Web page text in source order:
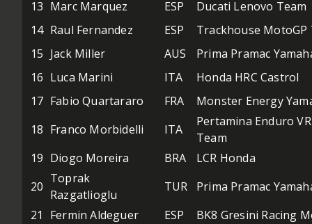
13 Marc Marquez ESP
Ducati Lenovo Team
14 Raul Fernandez ESP
Trackhouse MotoGP
15 Jack Miller AUS
Prima Pramac
16 Luca Marini ITA
Honda HRC Castrol
17 Fabio Quartararo FRA
Monster Energy
18 Franco Morbidelli ITA
Pertamina Enduro
Team
19 Diogo Moreira BRA
LCR Honda
20
Toprak
Razgatlioglu
TUR
Prima Pramac
21
Fermin Aldeguer ESP
BK8 Gresini Racing